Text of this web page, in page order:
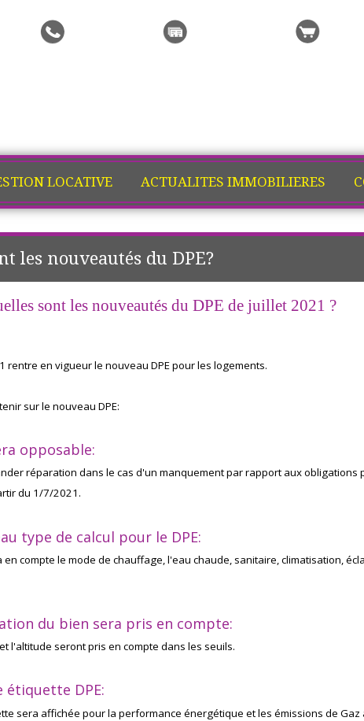
LOCATIVE ACTUALITES IMMOBILIERES
les nouveautés du DPE?
sont les nouveautés du DPE de juillet 2021 ?
rentre en vigueur le nouveau DPE pour les logements.
sur le nouveau DPE:
opposable:
réparation dans le cas d'un manquement par rapport aux obligations
du 1/7/2021.
type de calcul pour le DPE:
en compte le mode de chauffage, l'eau chaude, sanitaire, climatisation,
du bien sera pris en compte:
l'altitude seront pris en compte dans les seuils.
étiquette DPE:
sera affichée pour la performance énergétique et les émissions de Gaz